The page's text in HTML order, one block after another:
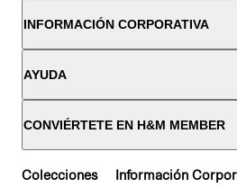
INFORMACIÓN CORPORATIVA
AYUDA
CONVIÉRTETE EN H&M MEMBER
Colecciones Información